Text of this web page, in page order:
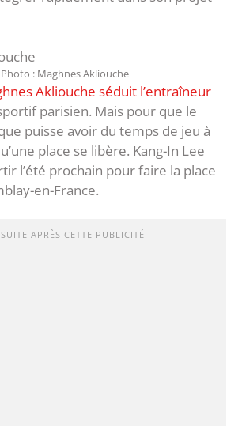
Photo : Maghnes Akliouche
Akliouche séduit l’entraîneur
parisien. Mais pour que le
puisse avoir du temps de jeu à
place se libère. Kang-In Lee
l’été prochain pour faire la place
en-France.
APRÈS CETTE PUBLICITÉ